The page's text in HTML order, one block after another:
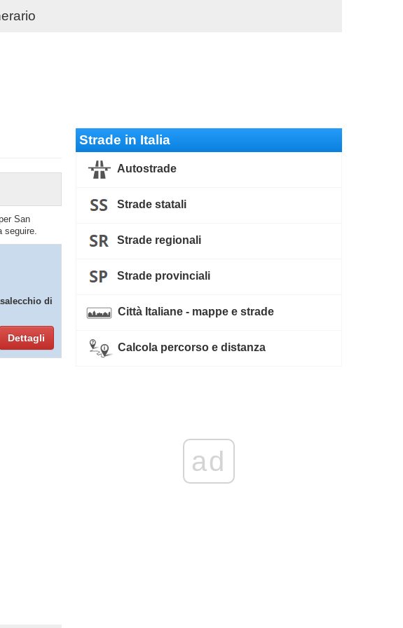
San
seguire.
di
Dettagli
Strade in Italia
Autostrade
Strade statali
Strade regionali
Strade provinciali
Città Italiane - mappe e strade
Calcola percorso e distanza
ad